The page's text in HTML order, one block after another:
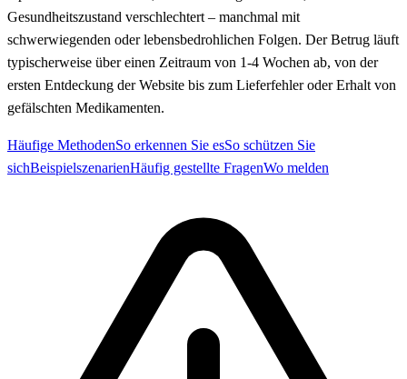
Gesundheitszustand verschlechtert – manchmal mit
schwerwiegenden oder lebensbedrohlichen Folgen. Der Betrug läuft
typischerweise über einen Zeitraum von 1-4 Wochen ab, von der
ersten Entdeckung der Website bis zum Lieferfehler oder Erhalt von
gefälschten Medikamenten.
Häufige MethodenSo erkennen Sie esSo schützen Sie
sichBeispielszenarienHäufig gestellte FragenWo melden